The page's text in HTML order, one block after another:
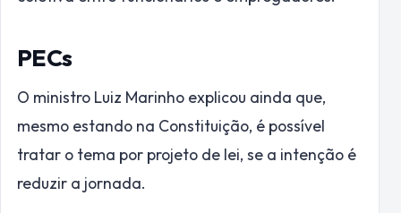
PECs
O ministro Luiz Marinho explicou ainda que,
mesmo estando na Constituição, é possível
tratar o tema por projeto de lei, se a intenção é
reduzir a jornada.